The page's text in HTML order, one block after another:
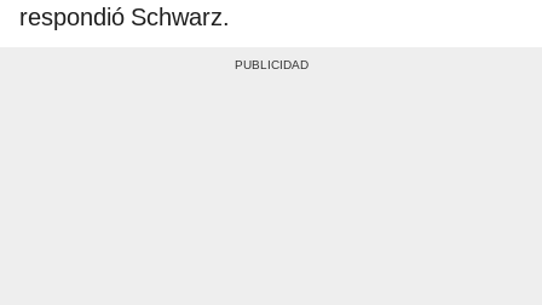
respondió Schwarz.